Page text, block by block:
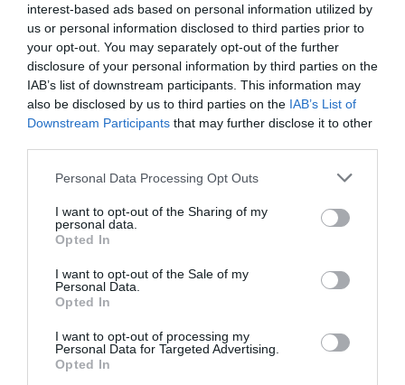
interest-based ads based on personal information utilized by
us or personal information disclosed to third parties prior to
your opt-out. You may separately opt-out of the further
disclosure of your personal information by third parties on the
IAB’s list of downstream participants. This information may
also be disclosed by us to third parties on the IAB’s List of
Downstream Participants that may further disclose it to other
Please note that this website/app uses one or more Google
not limited to your visit or usage behaviour. You may click to
grant or deny consent to Google and its third-party tags to
use your data for below specified purposes in below Google
consent section.
Personal Data Processing Opt Outs
I want to opt-out of the Sharing of my
personal data.
Opted In
I want to opt-out of the Sale of my
Personal Data.
Opted In
I want to opt-out of processing my
Personal Data for Targeted Advertising.
Opted In
Vámos György, az Országos Kereskedelmi Szövetség főtitkára
hozzátette. hogy a szabálymódosítás előtt egyeztettek a szakmával
Nyilván nem közömbös, hogy a
gyakorlatban mennyire zökkenőmentes
egy intézkedés, így a piaci szereplők
tapasztalatai segítették a végső döntés
kialakítását. A jelenlegi intézkedésnél
különösen fontos volt, hogy ne
sérüljenek a vásárlók érdekei,
ugyanakkor a vállalkozások terhei